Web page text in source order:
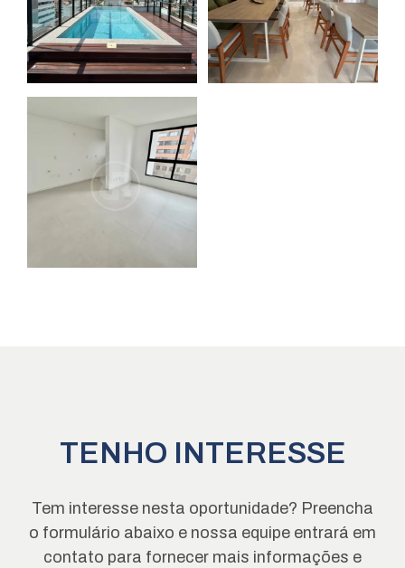
TENHO INTERESSE
Tem interesse nesta oportunidade? Preencha
o formulário abaixo e nossa equipe entrará em
contato para fornecer mais informações e